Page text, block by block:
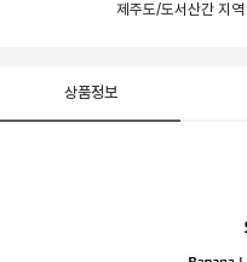
제주도/도서산간 지
상품정보